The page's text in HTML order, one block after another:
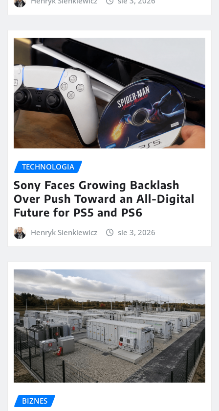
TECHNOLOGIA
Sony Faces Growing Backlash
Over Push Toward an All-Digital
Future for PS5 and PS6
Henryk Sienkiewicz sie 3, 2026
BIZNES